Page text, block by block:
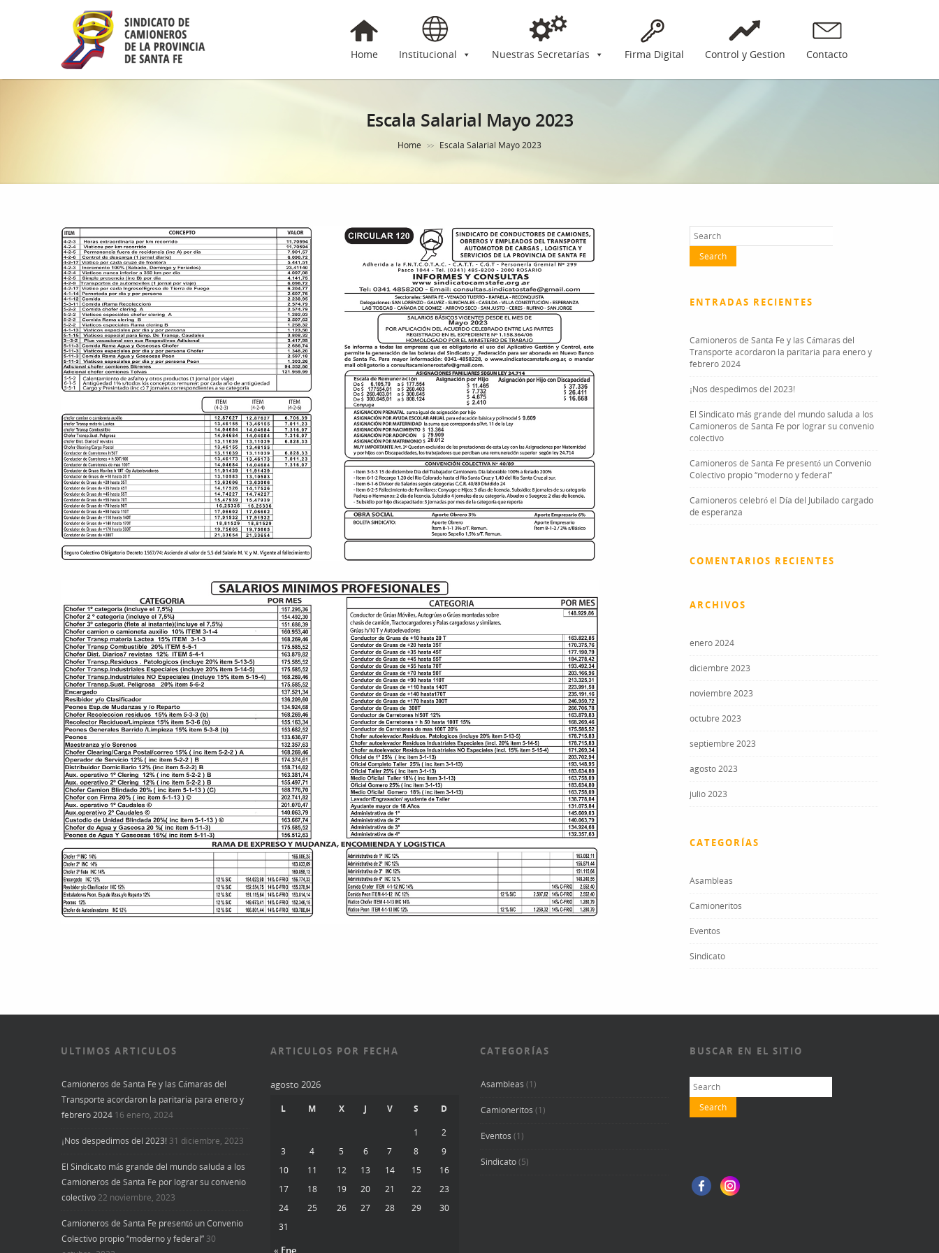
Home Institucional Nuestras Secretarías Firma Digital Control y Gestion Contacto
Escala Salarial Mayo 2023
Home >> Escala Salarial Mayo 2023
ENTRADAS RECIENTES
Camioneros de Santa Fe y las Cámaras del
Transporte acordaron la paritaria para enero y
febrero 2024
¡Nos despedimos del 2023!
El Sindicato más grande del mundo saluda a los
Camioneros de Santa Fe por lograr su convenio
colectivo
Camioneros de Santa Fe presentó un Convenio
Colectivo propio “moderno y federal”
Camioneros celebró el Día del Jubilado cargado
de esperanza
COMENTARIOS RECIENTES
ARCHIVOS
enero 2024
diciembre 2023
noviembre 2023
octubre 2023
septiembre 2023
agosto 2023
julio 2023
CATEGORÍAS
Asambleas
Camioneritos
Eventos
Sindicato
ULTIMOS ARTICULOS
Camioneros de Santa Fe y las Cámaras del
Transporte acordaron la paritaria para enero y
febrero 2024 16 enero, 2024
¡Nos despedimos del 2023! 31 diciembre, 2023
El Sindicato más grande del mundo saluda a los
Camioneros de Santa Fe por lograr su convenio
colectivo22 noviembre, 2023
Camioneros de Santa Fe presentó un Convenio
Colectivo propio “moderno y federal” 30
ARTICULOS POR FECHA
agosto 2026
L M X J V S D
« Ene
1
2
3
4 5 6 7 8
9
10
11 12 13 14 15
16
17
18 19 20 21 22
23
24
25 26 27 28 29
30
31
CATEGORÍAS
Asambleas (1)
Camioneritos (1)
Eventos (1)
Sindicato(5)
BUSCAR EN EL SITIO